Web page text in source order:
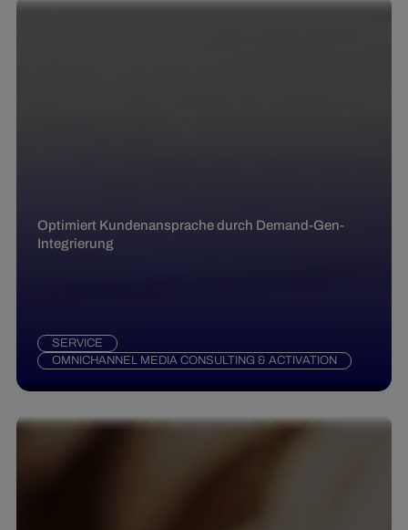
Optimiert Kundenansprache durch Demand-Gen-
Integrierung
SERVICE
OMNICHANNEL MEDIA CONSULTING & ACTIVATION